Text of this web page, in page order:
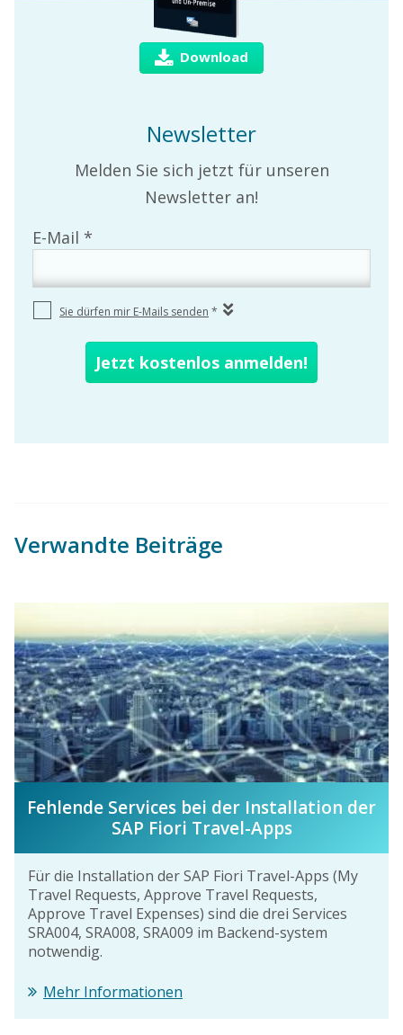
Download
Newsletter
Melden Sie sich jetzt für unseren
Newsletter an!
Verwandte Beiträge
Fehlende Services bei der Installation der
SAP Fiori Travel-Apps
Für die Installation der SAP Fiori Travel-Apps (My
Travel Requests, Approve Travel Requests,
Approve Travel Expenses) sind die drei Services
SRA004, SRA008, SRA009 im Backend-system
notwendig.
Mehr Informationen